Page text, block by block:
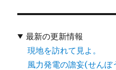
最新の更新情報
現地を訪れて見よ。
風力発電の譫妄(せんぼ